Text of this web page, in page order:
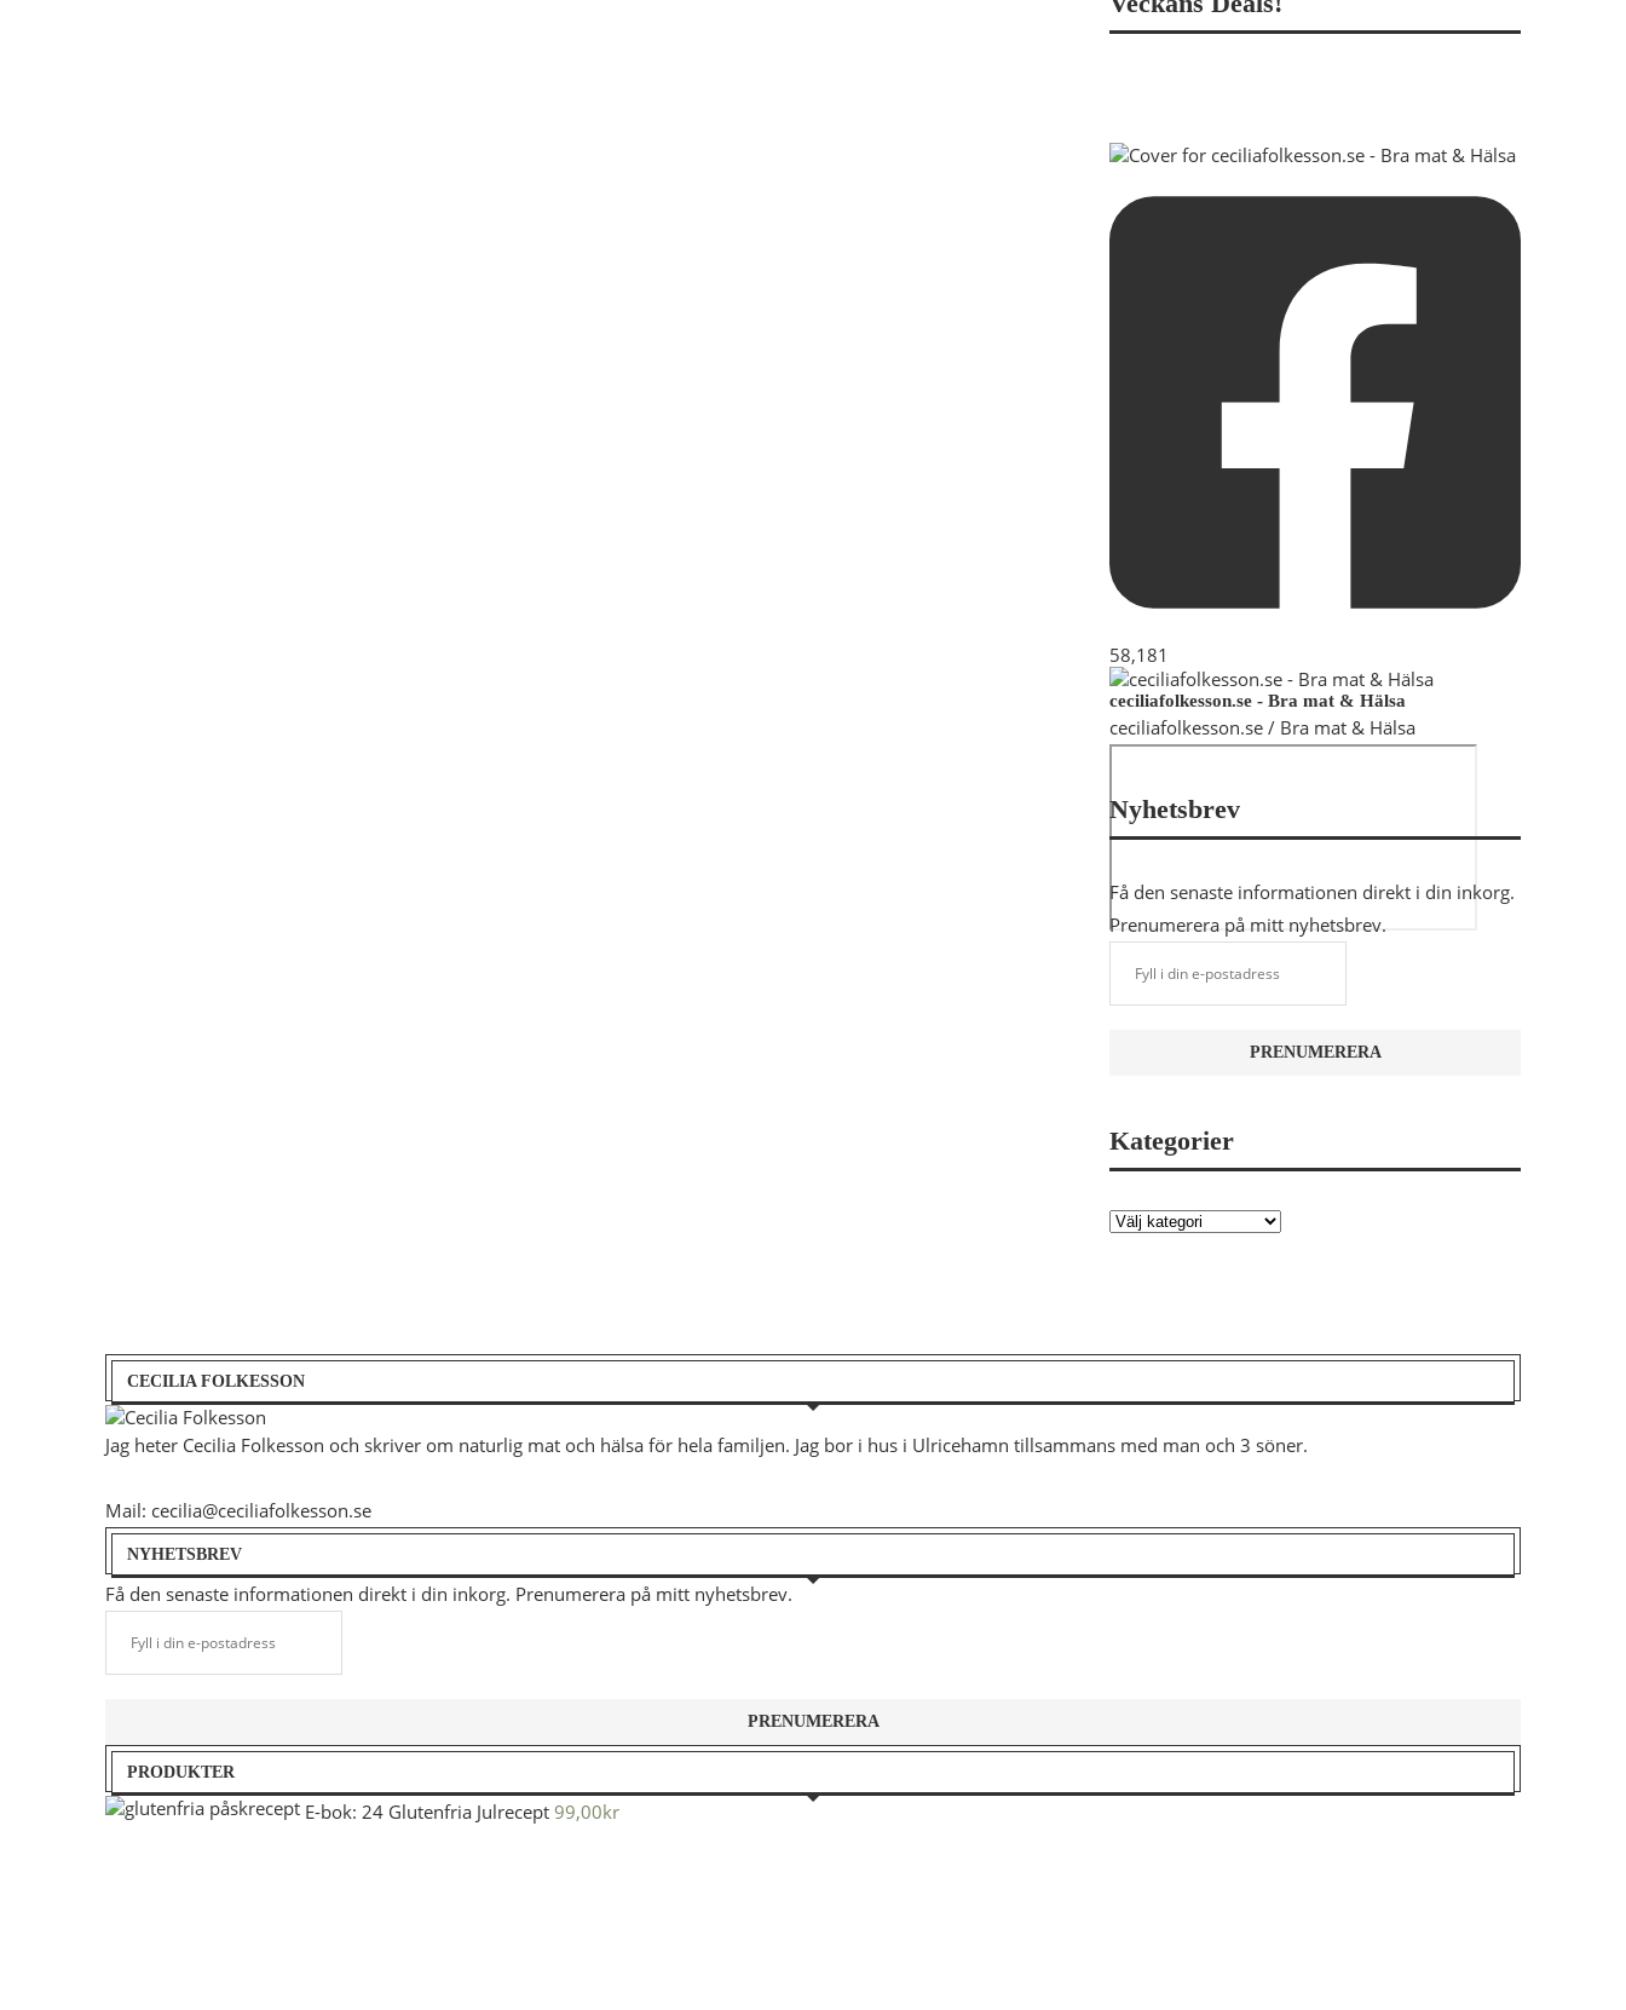
58,181
ceciliafolkesson.se - Bra mat & Hälsa
ceciliafolkesson.se / Bra mat & Hälsa
Nyhetsbrev
Få den senaste informationen direkt i din inkorg.
Prenumerera på mitt nyhetsbrev.
Kategorier
CECILIA FOLKESSON
Jag heter Cecilia Folkesson och skriver om naturlig mat och hälsa för hela familjen. Jag bor i hus i Ulricehamn tillsammans med man och 3 söner.
Mail: cecilia@ceciliafolkesson.se
NYHETSBREV
Få den senaste informationen direkt i din inkorg. Prenumerera på mitt nyhetsbrev.
PRODUKTER
E-bok: 24 Glutenfria Julrecept 99,00kr